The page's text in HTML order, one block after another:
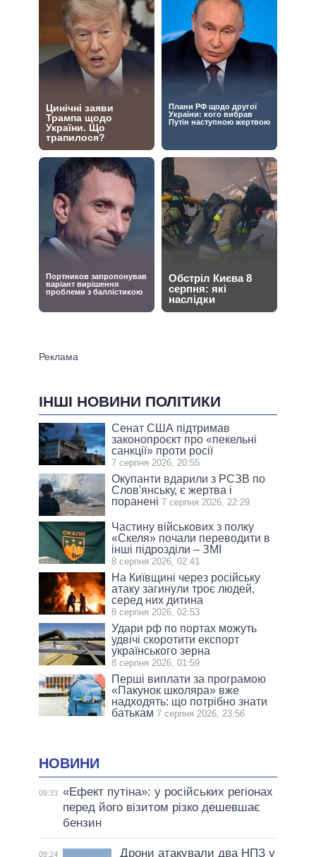
ІНШІ НОВИНИ ПОЛІТИКИ
Сенат США підтримав
законопроєкт про «пекельні
санкції» проти росії
7 серпня 2026, 20:55
Окупанти вдарили з РСЗВ по
Слов'янську, є жертва і
поранені 7 серпня 2026, 22:29
Частину військових з полку
«Скеля» почали переводити в
інші підрозділи – ЗМІ
8 серпня 2026, 02:41
На Київщині через російську
атаку загинули троє людей,
серед них дитина
8 серпня 2026, 02:53
Удари рф по портах можуть
удвічі скоротити експорт
українського зерна
8 серпня 2026, 01:59
Перші виплати за програмою
«Пакунок школяра» вже
надходять: що потрібно знати
батькам 7 серпня 2026, 23:56
НОВИНИ
09:33 «Ефект путіна»: у російських регіонах
перед його візитом різко дешевшає
бензин
09:24
Дрони атакували два НПЗ у